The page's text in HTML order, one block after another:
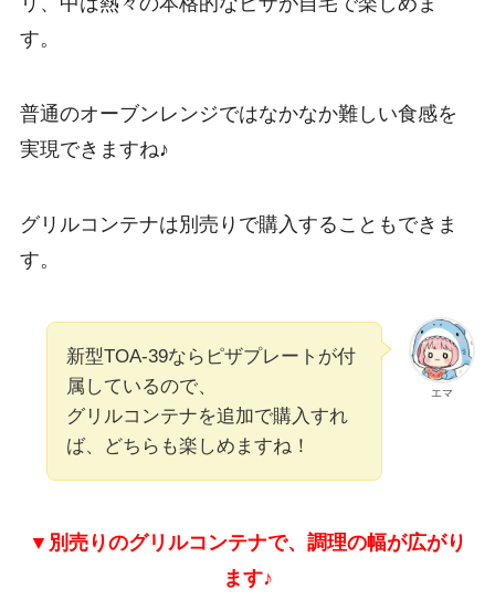
す。
普通のオーブンレンジではなかなか難しい食感を
実現できますね♪
グリルコンテナは別売りで購入することもできま
す。
エマ
新型TOA-39ならピザプレートが付
属しているので、
グリルコンテナを追加で購入すれ
ば、どちらも楽しめますね！
▼別売りのグリルコンテナで、調理の幅が広がり
ます♪